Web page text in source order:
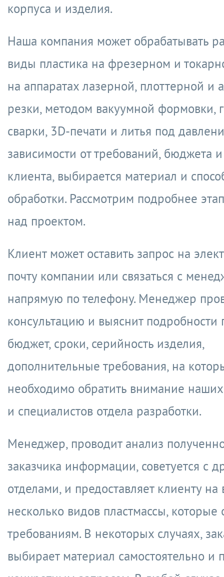
корпуса и изделия.
Наша компания может обрабатывать
виды пластика на фрезерном и
на аппаратах лазерной, плоттерной и
резки, методом вакуумной формовки,
сварки, 3D-печати и литья под
зависимости от требований, бюджета
клиента, выбирается материал и
обработки. Рассмотрим подробнее
над проектом.
Клиент может оставить запрос на
почту компании или связаться с
напрямую по телефону. Менеджер
консультацию и выяснит подробности
бюджет, сроки, серийность изделия,
дополнительные требования, на
необходимо обратить внимание наших
и специалистов отдела разработки.
Менеджер, проводит анализ
заказчика информации, советуется с
отделами, и предоставляет клиенту
несколько видов пластмассы, которые
требованиям. В некоторых случаях,
выбирает материал самостоятельно и